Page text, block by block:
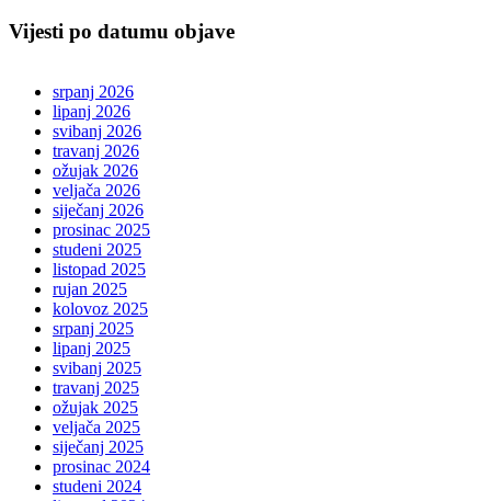
Vijesti po datumu objave
srpanj 2026
lipanj 2026
svibanj 2026
travanj 2026
ožujak 2026
veljača 2026
siječanj 2026
prosinac 2025
studeni 2025
listopad 2025
rujan 2025
kolovoz 2025
srpanj 2025
lipanj 2025
svibanj 2025
travanj 2025
ožujak 2025
veljača 2025
siječanj 2025
prosinac 2024
studeni 2024